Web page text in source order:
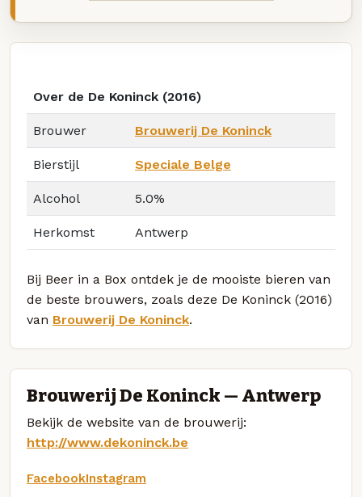
Over de De Koninck (2016)
Brouwer Brouwerij De Koninck
Bierstijl Speciale Belge
Alcohol 5.0%
Herkomst Antwerp
Bij Beer in a Box ontdek je de mooiste bieren van
de beste brouwers, zoals deze De Koninck (2016)
van Brouwerij De Koninck.
Brouwerij De Koninck — Antwerp
Bekijk de website van de brouwerij:
http://www.dekoninck.be
FacebookInstagram